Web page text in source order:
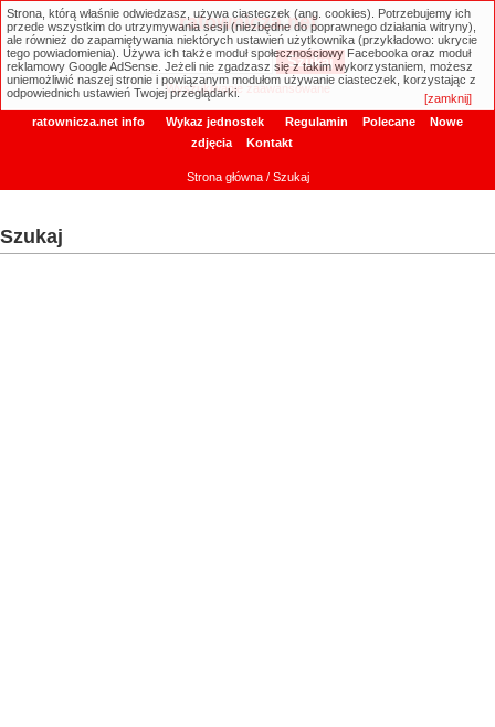
ratownicza.net
Wyszukiwanie zaawansowane
ratownicza.net info Wykaz jednostek Regulamin Polecane
Nowe
zdjęcia
Kontakt
Strona główna/ Szukaj
Szukaj
Strona, którą właśnie odwiedzasz, używa ciasteczek (ang. cookies). Potrzebujemy ich
przede wszystkim do utrzymywania sesji (niezbędne do poprawnego działania witryny),
ale również do zapamiętywania niektórych ustawień użytkownika (przykładowo: ukrycie
tego powiadomienia). Używa ich także moduł społecznościowy Facebooka oraz moduł
reklamowy Google AdSense. Jeżeli nie zgadzasz się z takim wykorzystaniem, możesz
uniemożliwić naszej stronie i powiązanym modułom używanie ciasteczek, korzystając z
odpowiednich ustawień Twojej przeglądarki.
[zamknij]